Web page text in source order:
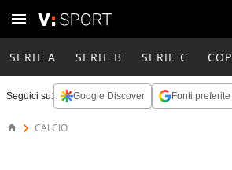
SERIE A SERIE B SERIE C
Seguici su: Google Discover Fonti preferite
CALCIO